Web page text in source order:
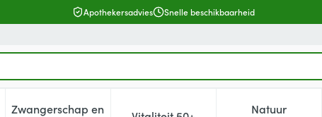
Apothekersadvies Snelle beschikbaarheid
Zwangerschap en
Natuur